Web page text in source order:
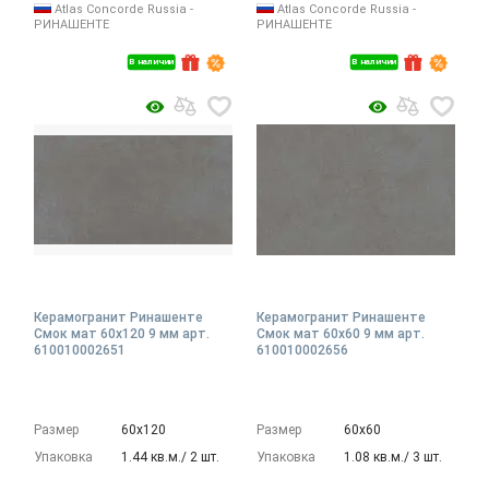
В наличии
Atlas Concorde Russia -
РИНАШЕНТЕ
В наличии
Atlas Concorde Russia -
РИНАШЕНТЕ
Керамогранит Ринашенте
Смок мат 60x120 9 мм арт.
610010002651
Размер
60х120
Упаковка
1.44 кв.м./ 2 шт.
Керамогранит Ринашенте
Смок мат 60x60 9 мм арт.
610010002656
Размер
60х60
Упаковка
1.08 кв.м./ 3 шт.